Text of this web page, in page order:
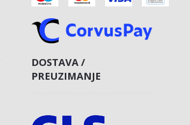
DOSTAVA /
PREUZIMANJE